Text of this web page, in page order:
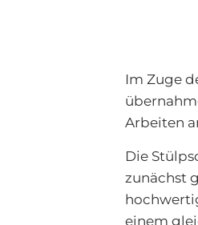
Im Zuge
Arbeiten
Die
zunächst
einem